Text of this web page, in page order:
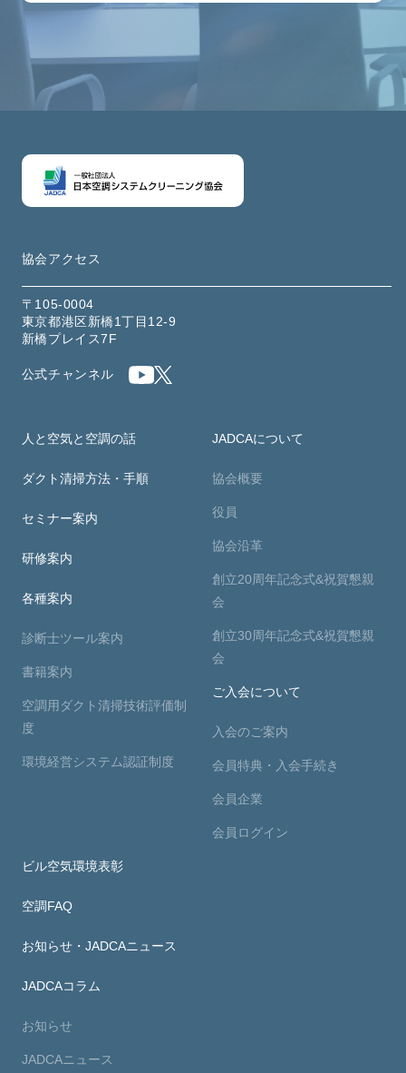
協会アクセス
〒105-0004
東京都港区新橋1丁目12-9
新橋プレイス7F
公式チャンネル
人と空気と空調の話
ダクト清掃方法・手順
セミナー案内
研修案内
各種案内
診断士ツール案内
書籍案内
空調用ダクト清掃技術評価制
度
環境経営システム認証制度
JADCAについて
協会概要
役員
協会沿革
創立20周年記念式&祝賀懇親
会
創立30周年記念式&祝賀懇親
会
ご入会について
入会のご案内
会員特典・入会手続き
会員企業
会員ログイン
ビル空気環境表彰
空調FAQ
お知らせ・JADCAニュース
JADCAコラム
お知らせ
JADCAニュース